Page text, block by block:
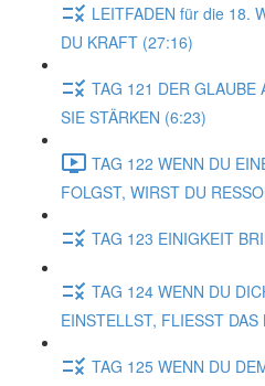
LEITFADEN für die 18.
DU KRAFT (27:16)
TAG 121 DER GLAUBE
SIE STÄRKEN (6:23)
TAG 122 WENN DU
FOLGST, WIRST DU
TAG 123 EINIGKEIT
TAG 124 WENN DU
EINSTELLST, FLIESST
TAG 125 WENN DU